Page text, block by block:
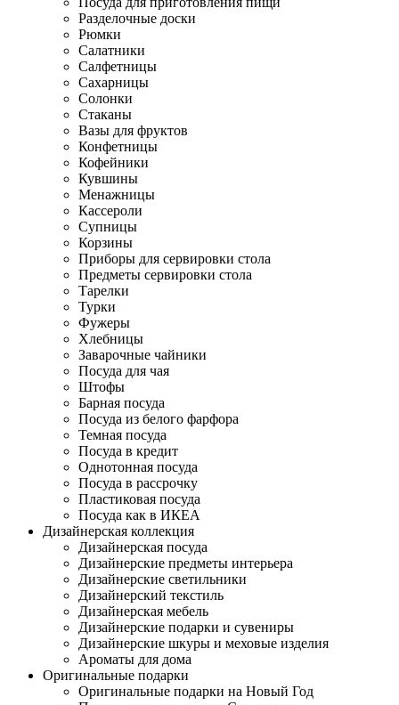
Разделочные доски
Рюмки
Салатники
Салфетницы
Сахарницы
Солонки
Стаканы
Вазы для фруктов
Конфетницы
Кофейники
Кувшины
Менажницы
Кассероли
Супницы
Корзины
Приборы для сервировки стола
Предметы сервировки стола
Тарелки
Турки
Фужеры
Хлебницы
Заварочные чайники
Посуда для чая
Штофы
Барная посуда
Посуда из белого фарфора
Темная посуда
Посуда в кредит
Однотонная посуда
Посуда в рассрочку
Пластиковая посуда
Посуда как в ИКЕА
Дизайнерская коллекция
Дизайнерская посуда
Дизайнерские предметы интерьера
Дизайнерские светильники
Дизайнерский текстиль
Дизайнерская мебель
Дизайнерские подарки и сувениры
Дизайнерские шкуры и меховые изделия
Ароматы для дома
Оригинальные подарки
Оригинальные подарки на Новый Год